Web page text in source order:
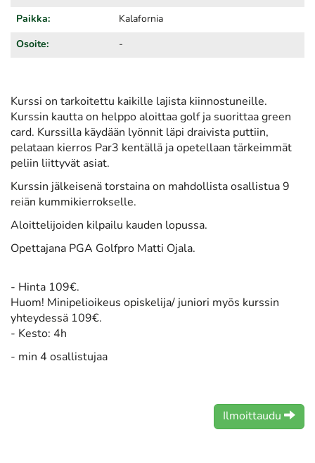
Paikka: Kalafornia
Osoite: -
Kurssi on tarkoitettu kaikille lajista kiinnostuneille.
Kurssin kautta on helppo aloittaa golf ja suorittaa green
card. Kurssilla käydään lyönnit läpi draivista puttiin,
pelataan kierros Par3 kentällä ja opetellaan tärkeimmät
peliin liittyvät asiat.
Kurssin jälkeisenä torstaina on mahdollista osallistua 9
reiän kummikierrokselle.
Aloittelijoiden kilpailu kauden lopussa.
Opettajana PGA Golfpro Matti Ojala.
- Hinta 109€.
​Huom! Minipelioikeus opiskelija/ juniori myös kurssin
yhteydessä 109€.
- Kesto: 4h
- min 4 osallistujaa
Ilmoittaudu